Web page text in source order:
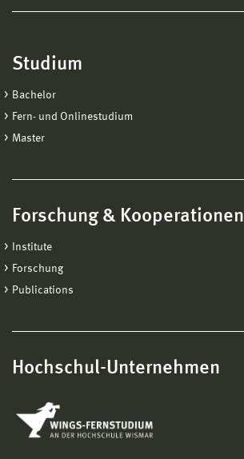
Studium
Bachelor
Fern- und Onlinestudium
Master
Forschung & Kooperationen
Institute
Forschung
Publications
Hochschul-Unternehmen